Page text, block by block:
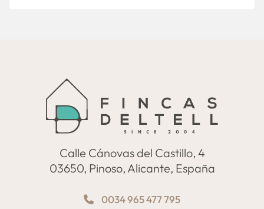
Calle Cánovas del Castillo, 4
03650, Pinoso, Alicante, España
0034 965 477 795